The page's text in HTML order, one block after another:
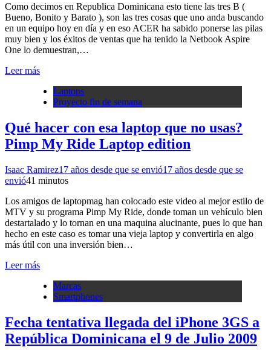
Como decimos en Republica Dominicana esto tiene las tres B (
Bueno, Bonito y Barato ), son las tres cosas que uno anda buscando
en un equipo hoy en día y en eso ACER ha sabido ponerse las pilas
muy bien y los éxitos de ventas que ha tenido la Netbook Aspire
One lo demuestran,…
Leer más
Laptops
Proyecto fin de semana
Qué hacer con esa laptop que no usas?
Pimp My Ride Laptop edition
Isaac Ramirez17 años desde que se envió17 años desde que se
envió41 minutos
Los amigos de laptopmag han colocado este video al mejor estilo de
MTV y su programa Pimp My Ride, donde toman un vehículo bien
destartalado y lo tornan en una maquina alucinante, pues lo que han
hecho en este caso es tomar una vieja laptop y convertirla en algo
más útil con una inversión bien…
Leer más
Marcas
Smartphones
Fecha tentativa llegada del iPhone 3GS a
República Dominicana el 9 de Julio 2009